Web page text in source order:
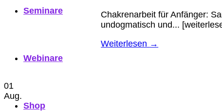
Seminare
Webinare
Shop
Chakrenarbeit für Anfänger:
undogmatisch und...
Weiterlesen →
01
Aug.